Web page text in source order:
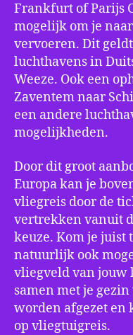
Frankfurt of Parijs
mogelijk om je
vervoeren. Dit
luchthavens in
Weeze. Ook een
Zaventem naar
een andere
mogelijkheden.
Door dit groot
Europa kan je
vliegreis door de
vertrekken vanuit
keuze. Kom je juist
natuurlijk ook
vliegveld van jouw
samen met je
worden afgezet en
op vliegtuigreis.